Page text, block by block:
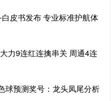
皮书发布 专业标准护航体
力9连红连擒串关 周通4连
球预测奖号：龙头凤尾分析